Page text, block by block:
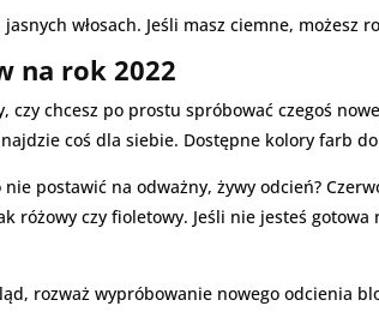
włosach. Jeśli masz ciemne,
na rok 2022
czy chcesz po prostu spróbować czegoś
coś dla siebie. Dostępne kolory farb
postawić na odważny, żywy odcień?
różowy czy fioletowy. Jeśli nie jesteś
rozważ wypróbowanie nowego odcienia